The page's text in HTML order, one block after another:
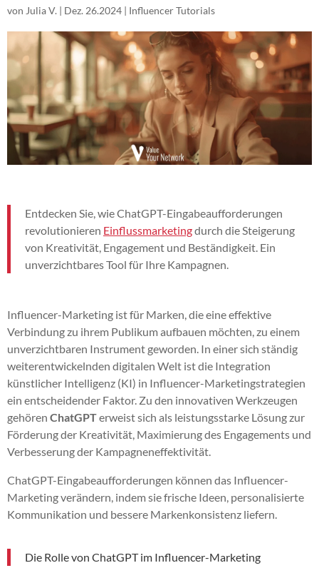
von Julia V. | Dez. 26.2024 | Influencer Tutorials
Entdecken Sie, wie ChatGPT-Eingabeaufforderungen
revolutionieren Einflussmarketingdurch die Steigerung
von Kreativität, Engagement und Beständigkeit. Ein
unverzichtbares Tool für Ihre Kampagnen.
Influencer-Marketing ist für Marken, die eine effektive
Verbindung zu ihrem Publikum aufbauen möchten, zu einem
unverzichtbaren Instrument geworden. In einer sich ständig
weiterentwickelnden digitalen Welt ist die Integration
künstlicher Intelligenz (KI) in Influencer-Marketingstrategien
ein entscheidender Faktor. Zu den innovativen Werkzeugen
gehören ChatGPTerweist sich als leistungsstarke Lösung zur
Förderung der Kreativität, Maximierung des Engagements und
Verbesserung der Kampagneneffektivität.
ChatGPT-Eingabeaufforderungen können das Influencer-
Marketing verändern, indem sie frische Ideen, personalisierte
Kommunikation und bessere Markenkonsistenz liefern.
Die Rolle von ChatGPT im Influencer-Marketing